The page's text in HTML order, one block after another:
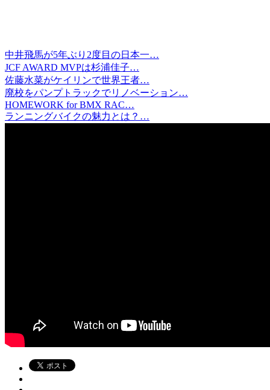
中井飛馬が5年ぶり2度目の日本一…
JCF AWARD MVPは杉浦佳子…
佐藤水菜がケイリンで世界王者…
廃校をパンプトラックでリノベーション…
HOMEWORK for BMX RAC…
ランニングバイクの魅力とは？…